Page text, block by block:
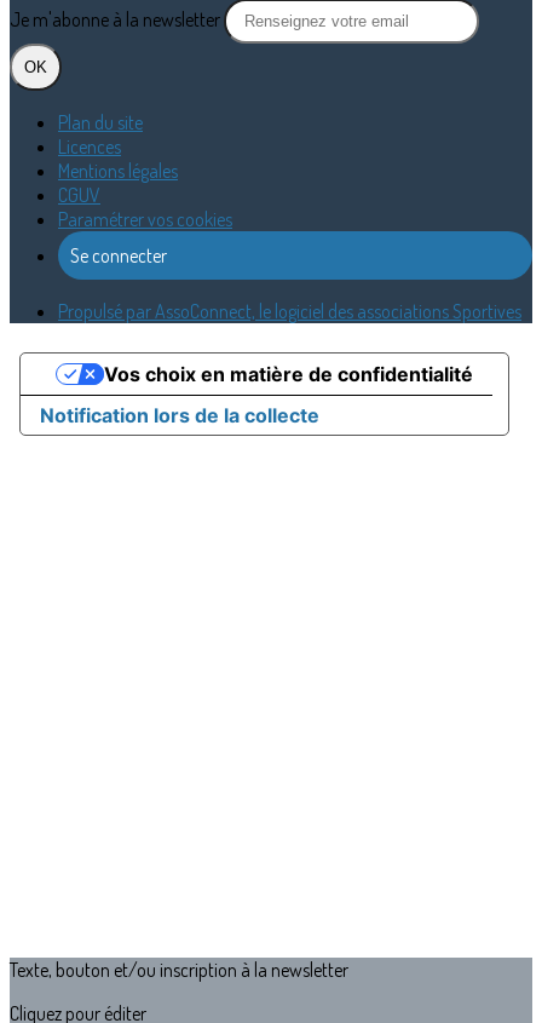
Texte, bouton et/ou inscription à la newsletter
Cliquez pour éditer
Je m'abonne à la newsletter
OK
Plan du site
Licences
Mentions légales
CGUV
Paramétrer vos cookies
Se connecter
Propulsé par AssoConnect, le logiciel des associations Sportives
Notification lors de la collecte
Vos choix en matière de confidentialité